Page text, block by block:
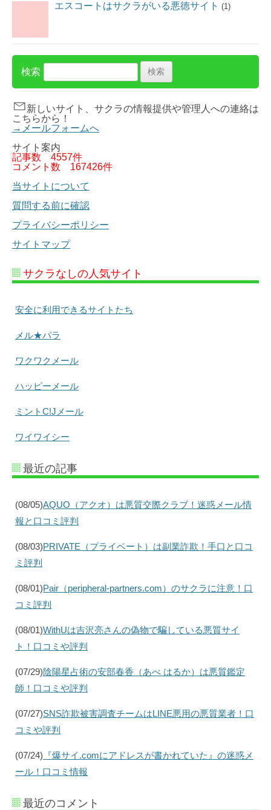
エスコートはサクラがいる悪徳サイト (1)
検索
新しいサイト、サクラの情報提供や管理人への連絡は
こちらから！
→メールフォームへ
サイト案内
記事数 4557件
コメント数 167426件
当サイトについて
質問する前に確認
プライバシーポリシー
サイトマップ
サクラなしの人気サイト
安全に利用できるサイトたち
メル★パラ
ワクワクメール
ハッピーメール
ミントC!Jメール
ワイワイシー
最近の記事
(08/05)AQUO（アクオ）は悪質交際クラブ！迷惑メール情
報と口コミ評判
(08/03)PRIVATE（プライベート）は副業詐欺！手口と口コ
ミ評判
(08/01)Pair（peripheral-partners.com）のサクラに注意！口
コミ評判
(08/01)WithUは吉沢亮さんの偽物で騙している悪質サイ
ト！口コミや評判
(07/29)陰陽星占術の安部春香（あべ はるか）は悪質鑑定
師！口コミや評判
(07/27)SNS詐欺被害調査チームはLINE悪用の悪質業者！口
コミや評判
(07/24) 『爆サイ.comにアドレスが書かれていた』の迷惑メ
ール！口コミ情報
最近のコメント